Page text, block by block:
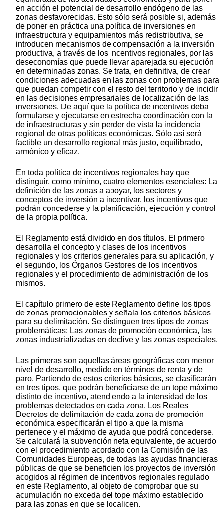
en acción el potencial de desarrollo endógeno de las
zonas desfavorecidas. Esto sólo será posible si, además
de poner en práctica una política de inversiones en
infraestructura y equipamientos más redistributiva, se
introducen mecanismos de compensación a la inversión
productiva, a través de los incentivos regionales, por las
deseconomías que puede llevar aparejada su ejecución
en determinadas zonas. Se trata, en definitiva, de crear
condiciones adecuadas en las zonas con problemas para
que puedan competir con el resto del territorio y de incidir
en las decisiones empresariales de localización de las
inversiones. De aquí que la política de incentivos deba
formularse y ejecutarse en estrecha coordinación con la
de infraestructuras y sin perder de vista la incidencia
regional de otras políticas económicas. Sólo así será
factible un desarrollo regional más justo, equilibrado,
armónico y eficaz.
En toda política de incentivos regionales hay que
distinguir, como mínimo, cuatro elementos esenciales: La
definición de las zonas a apoyar, los sectores y
conceptos de inversión a incentivar, los incentivos que
podrán concederse y la planificación, ejecución y control
de la propia política.
El Reglamento está dividido en dos títulos. El primero
desarrolla el concepto y clases de los incentivos
regionales y los criterios generales para su aplicación, y
el segundo, los Órganos Gestores de los incentivos
regionales y el procedimiento de administración de los
mismos.
El capítulo primero de este Reglamento define los tipos
de zonas promocionables y señala los criterios básicos
para su delimitación. Se distinguen tres tipos de zonas
problemáticas: Las zonas de promoción económica, las
zonas industrializadas en declive y las zonas especiales.
Las primeras son aquellas áreas geográficas con menor
nivel de desarrollo, medido en términos de renta y de
paro. Partiendo de estos criterios básicos, se clasificarán
en tres tipos, que podrán beneficiarse de un tope máximo
distinto de incentivo, atendiendo a la intensidad de los
problemas detectados en cada zona. Los Reales
Decretos de delimitación de cada zona de promoción
económica especificarán el tipo a que la misma
pertenece y el máximo de ayuda que podrá concederse.
Se calculará la subvención neta equivalente, de acuerdo
con el procedimiento acordado con la Comisión de las
Comunidades Europeas, de todas las ayudas financieras
públicas de que se beneficien los proyectos de inversión
acogidos al régimen de incentivos regionales regulado
en este Reglamento, al objeto de comprobar que su
acumulación no exceda del tope máximo establecido
para las zonas en que se localicen.